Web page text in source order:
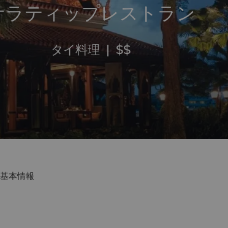
ラティップレストラン
タイ料理 | $$
基本情報